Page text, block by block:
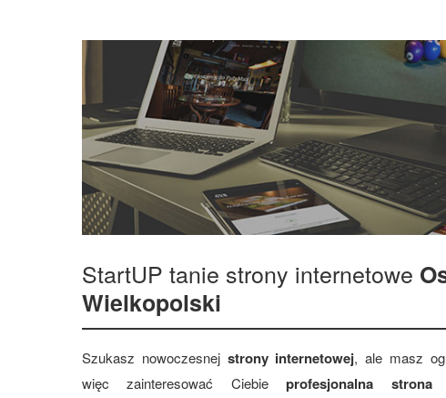
StartUP tanie strony internetowe
Wielkopolski
Szukasz nowoczesnej strony internetowej, ale masz
więc zainteresować Ciebieprofesjonalna strona